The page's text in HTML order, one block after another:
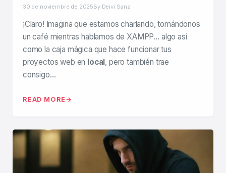
30 de noviembre de 2025By Deivi Sanz
¡Claro! Imagina que estamos charlando, tomándonos
un café mientras hablamos de XAMPP… algo así
como la caja mágica que hace funcionar tus
proyectos web en local , pero también trae
consigo…
READ MORE